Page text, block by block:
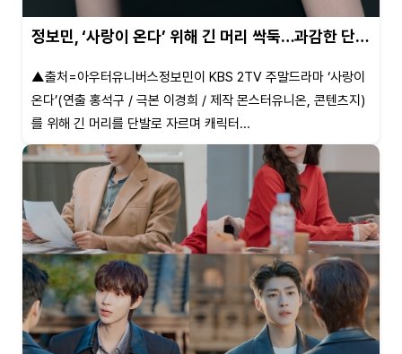
정보민, ‘사랑이 온다’ 위해 긴 머리 싹둑…과감한 단…
▲출처=아우터유니버스정보민이 KBS 2TV 주말드라마 ‘사랑이
온다’(연출 홍석구 / 극본 이경희 / 제작 몬스터유니온, 콘텐츠지)
를 위해 긴 머리를 단발로 자르며 캐릭터...